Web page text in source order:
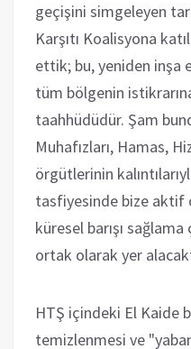
geçişini simgeleyen
Karşıtı Koalisyona
ettik; bu, yeniden inşa
tüm bölgenin
taahhüdüdür. Şam
Muhafızları, Hamas,
örgütlerinin
tasfiyesinde bize aktif
küresel barışı
ortak olarak yer
HTŞ içindeki El Kaide
temizlenmesi ve